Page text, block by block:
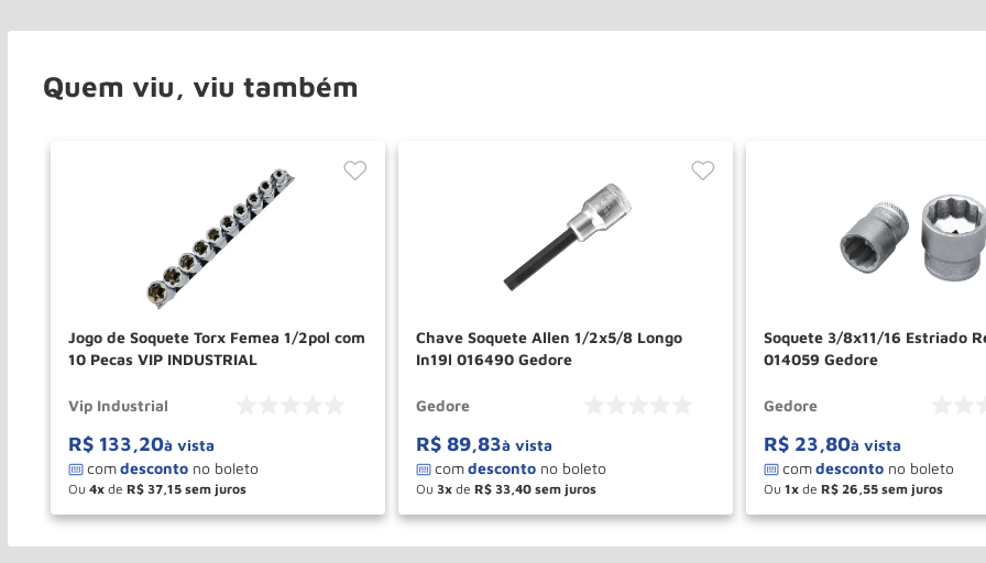
Quem viu, viu também
Jogo de Soquete Torx Femea 1/2pol com
10 Pecas VIP INDUSTRIAL
Vip Industrial
R$ 133,20à vista
Ou 4 de R$ 37 15
＋
－ COMPRAR
Chave Soquete Allen 1/2x5/8 Longo
In19l 016490 Gedore
Gedore
R$ 89,83à vista
Ou 3 de R$ 33 40
＋
－ COMPRAR
Soquete 3/8x11/16 Estriado
014059 Gedore
Gedore
R$ 23,80à vista
Ou 1 de R$ 26 55
＋
－